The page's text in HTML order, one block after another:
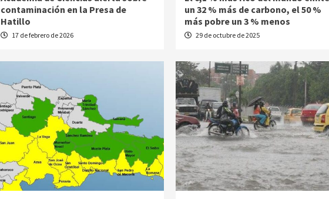
contaminación en la Presa de
Hatillo
17 de febrero de 2026
un 32 % más de carbono, el 50 %
más pobre un 3 % menos
29 de octubre de 2025